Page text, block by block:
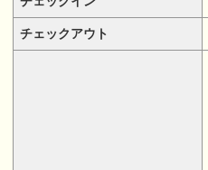
チェックアウト